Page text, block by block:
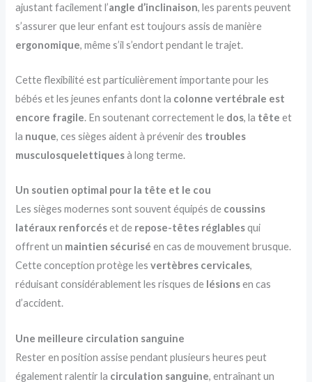
ajustant facilement l’angle d’inclinaison, les parents peuvent
s’assurer que leur enfant est toujours assis de manière
ergonomique, même s’il s’endort pendant le trajet.
Cette flexibilité est particulièrement importante pour les
bébés et les jeunes enfants dont la colonne vertébrale est
encore fragile. En soutenant correctement le dos, la tête et
la nuque, ces sièges aident à prévenir des troubles
musculosquelettiquesà long terme.
Un soutien optimal pour la tête et le cou
Les sièges modernes sont souvent équipés de coussins
latéraux renforcéset de repose-têtes réglablesqui
offrent un maintien sécurisé en cas de mouvement brusque.
Cette conception protège lesvertèbres cervicales,
réduisant considérablement les risques de lésionsen cas
d’accident.
Une meilleure circulation sanguine
Rester en position assise pendant plusieurs heures peut
également ralentir la circulation sanguine, entraînant un